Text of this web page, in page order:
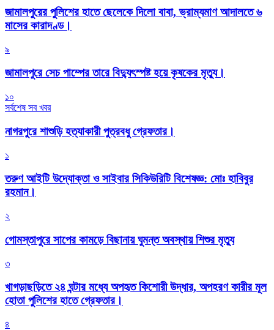
জামালপুরের পুলিশের হাতে ছেলেকে দিলো বাবা, ভ্রাম্যমাণ আদালতে ৬
মাসের কারাদণ্ড।
৯
জামালপুরে সেচ পাম্পের তারে বিদ্যুৎস্পষ্ট হয়ে কৃষকের মৃত্যু।
১০
সর্বশেষ সব খবর
নাগরপুরে শাশুড়ি হত্যাকারী পুত্রবধু গ্রেফতার।
১
তরুণ আইটি উদ্যোক্তা ও সাইবার সিকিউরিটি বিশেষজ্ঞ: মোঃ হাবিবুর
রহমান।
২
গোমস্তাপুরে সাপের কামড়ে বিছানায় ঘুমন্ত অবস্থায় শিশুর মৃত্যু
৩
খাগড়াছড়িতে ২৪ ঘন্টার মধ্যে অপহৃত কিশোরী উদ্ধার, অপহরণ কারীর মূল
হোতা পুলিশের হাতে গ্রেফতার।
৪